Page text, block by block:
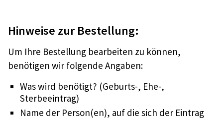
Hinweise zur Bestellung:
Um Ihre Bestellung bearbeiten zu können,
benötigen wir folgende Angaben:
Was wird benötigt? (Geburts-, Ehe-,
Sterbeeintrag)
Name der Person(en), auf die sich der Eintrag